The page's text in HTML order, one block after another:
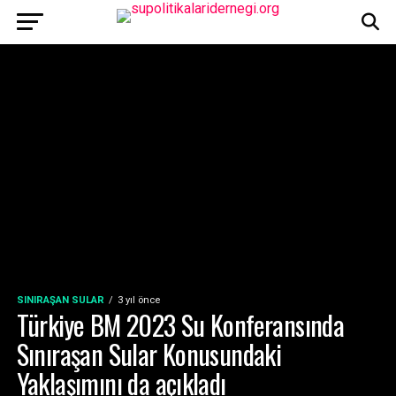
SINIRAŞAN SULAR 3 yıl önce
Türkiye BM 2023 Su Konferansında
Sınıraşan Sular Konusundaki
Yaklaşımını da açıkladı